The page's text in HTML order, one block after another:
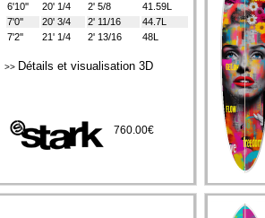
6'10'' 20' 1/4 2' 5/8
41.59L
7'0''
20' 3/4 2' 11/16
44.7L
7'2''
21' 1/4 2' 13/16 48L
>> Détails et visualisation 3D
760.00€